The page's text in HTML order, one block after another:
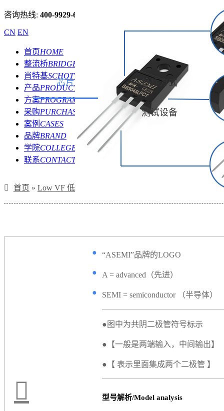
咨询热线: 400-9929-667
CN EN
首页HOME
整流桥BRIDGE
肖特基SCHOTTKY
产品PRODUCT
方案PROGRAM
采购PURCHASE
案例 CASES
品牌BRAND
学院COLLEGE
联系CONTACT
首页 » Low VF 低压降肖特基
● “ASEMI”品牌的LOGO
● A = advanced（先进）
● SEMI = semiconductor （半导体）
●图中为共阴二极管符号标示
●【一般是两端输入，中间输出】
●【 表示里面集成两个二极管 】
型号解析/Model analysis
芯片 打标方式
测试设备